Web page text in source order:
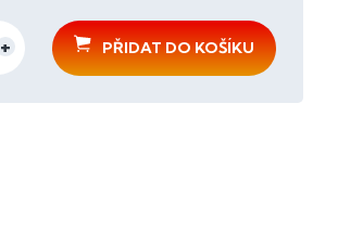
PŘIDAT DO KOŠÍKU